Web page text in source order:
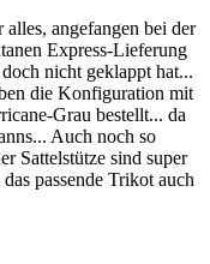
angefangen bei der
Express-Lieferung
nicht geklappt hat...
die Konfiguration mit
Grau bestellt... da
Auch noch so
Sattelstütze sind super
passende Trikot auch